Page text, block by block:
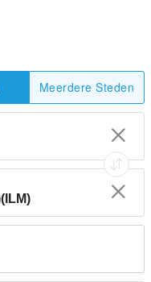
Meerdere Steden